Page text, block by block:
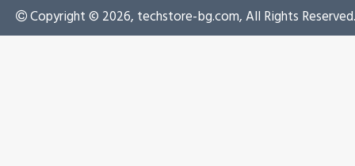
Copyright © 2026, techstore-bg.com, All Rights Reserved.